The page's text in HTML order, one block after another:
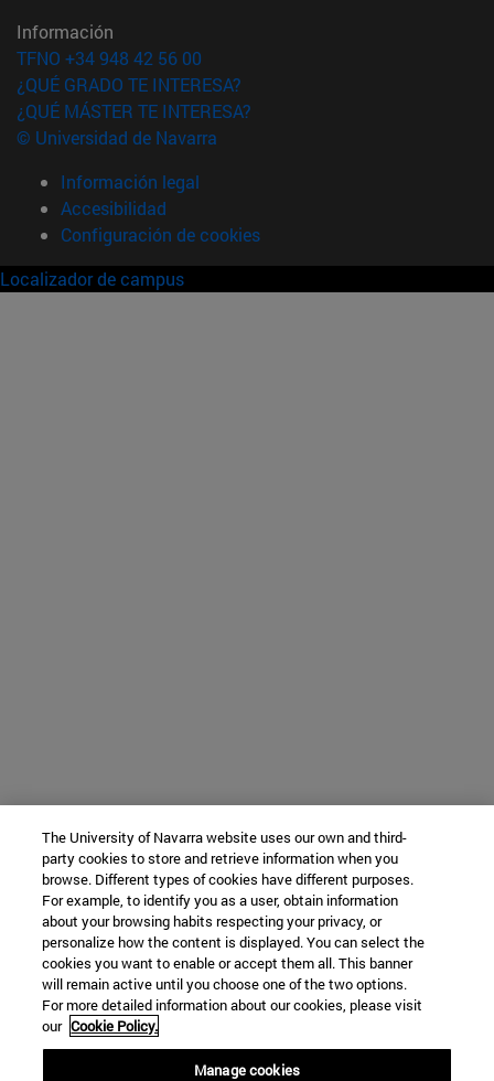
Información
TFNO +34 948 42 56 00
¿QUÉ GRADO TE INTERESA?
¿QUÉ MÁSTER TE INTERESA?
© Universidad de Navarra
Información legal
Accesibilidad
Configuración de cookies
Localizador de campus
The University of Navarra website uses our own and third-
party cookies to store and retrieve information when you
browse. Different types of cookies have different purposes.
For example, to identify you as a user, obtain information
about your browsing habits respecting your privacy, or
personalize how the content is displayed. You can select the
cookies you want to enable or accept them all. This banner
will remain active until you choose one of the two options.
For more detailed information about our cookies, please visit
our Cookie Policy.
Manage cookies